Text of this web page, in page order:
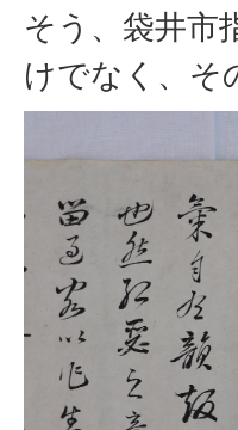
そう、袋井市
けでなく、そ